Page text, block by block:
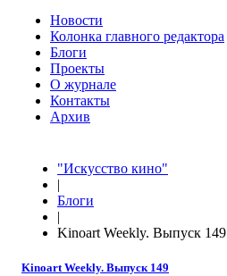
Новости
Колонка главного редактора
Блоги
Проекты
О журнале
Контакты
Архив
"Искусство кино"
|
Блоги
|
Kinoart Weekly. Выпуск 149
Kinoart Weekly. Выпуск 149